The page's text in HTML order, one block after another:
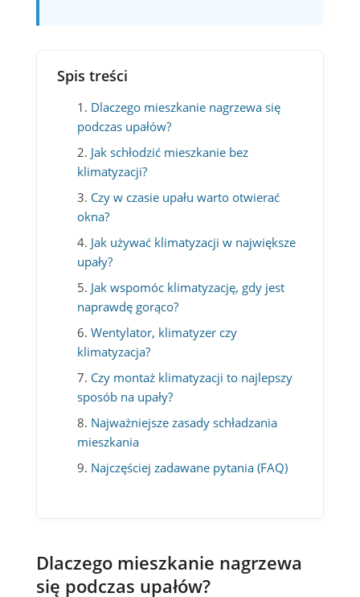
Spis treści
Dlaczego mieszkanie nagrzewa się
podczas upałów?
Jak schłodzić mieszkanie bez
klimatyzacji?
Czy w czasie upału warto otwierać
okna?
Jak używać klimatyzacji w największe
upały?
Jak wspomóc klimatyzację, gdy jest
naprawdę gorąco?
Wentylator, klimatyzer czy
klimatyzacja?
Czy montaż klimatyzacji to najlepszy
sposób na upały?
Najważniejsze zasady schładzania
mieszkania
Najczęściej zadawane pytania (FAQ)
Dlaczego mieszkanie nagrzewa
się podczas upałów?